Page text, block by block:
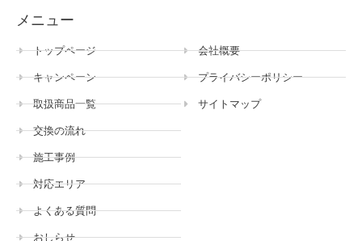
メニュー
トップページ
キャンペーン
取扱商品一覧
交換の流れ
施工事例
対応エリア
よくある質問
おしらせ
会社概要
プライバシーポリシー
サイトマップ